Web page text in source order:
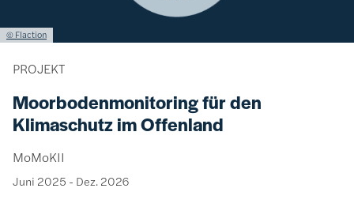
Lizenzinformationen einschließlich Urheberrecht
© Flaction
PROJEKT
Moorbodenmonitoring für den
Klimaschutz im Offenland
MoMoKII
Juni 2025 - Dez. 2026